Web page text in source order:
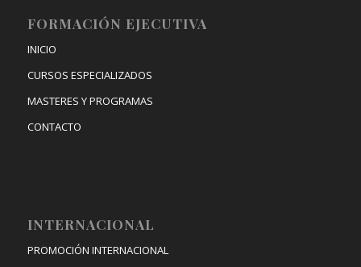
FORMACIÓN EJECUTIVA
INICIO
CURSOS ESPECIALIZADOS
MASTERES Y PROGRAMAS
CONTACTO
INTERNACIONAL
PROMOCIÓN INTERNACIONAL